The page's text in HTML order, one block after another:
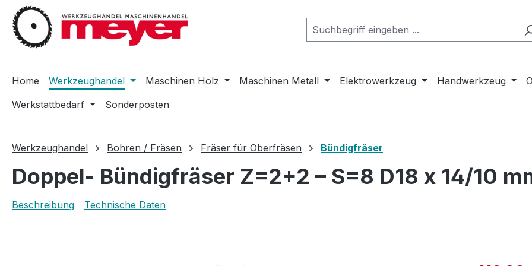
Hauptinhalt springen
Zur Suche springen
Zur Hauptnavigation springen
Home Werkzeughandel Maschinen Holz Maschinen Metall Elektrowerkzeug Handwerkzeug
Werkstattbedarf
Sonderposten
Werkzeughandel Bohren / Fräsen Fräser für Oberfräsen Bündigfräser
Doppel- Bündigfräser Z=2+2 – S=8 D18 x 14/10
Beschreibung Technische Daten